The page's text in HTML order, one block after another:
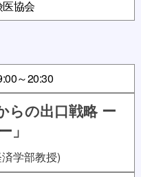
協会
～20:30
らの出口戦略 ー
」
学部教授)